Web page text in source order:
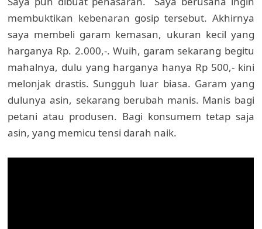
membuktikan kebenaran gosip tersebut. Akhirnya
saya membeli garam kemasan, ukuran kecil yang
harganya Rp. 2.000,-. Wuih, garam sekarang begitu
mahalnya, dulu yang harganya hanya Rp 500,- kini
melonjak drastis. Sungguh luar biasa. Garam yang
dulunya asin, sekarang berubah manis. Manis bagi
petani atau produsen. Bagi konsumem tetap saja
asin, yang memicu tensi darah naik.